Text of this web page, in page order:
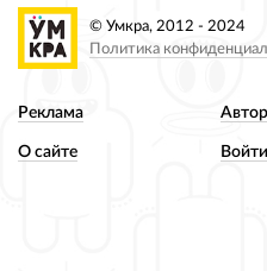
Реклама
О сайте Войти
© Умкра, 2012 - 2024
Политика